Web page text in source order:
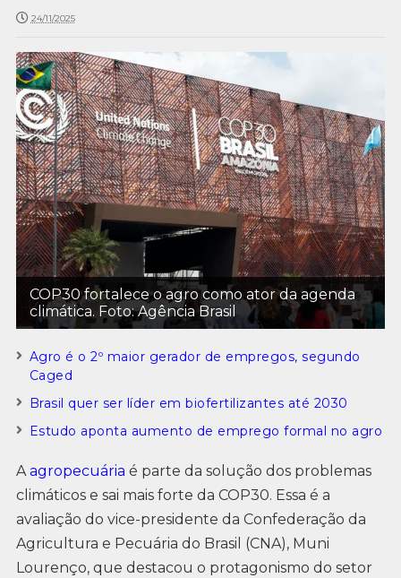
24/11/2025
COP30 fortalece o agro como ator da agenda
climática. Foto: Agência Brasil
Agro é o 2º maior gerador de empregos, segundo
Caged
Brasil quer ser líder em biofertilizantes até 2030
Estudo aponta aumento de emprego formal no agro
Aagropecuária é parte da solução dos problemas
climáticos e sai mais forte da COP30. Essa é a
avaliação do vice-presidente da Confederação da
Agricultura e Pecuária do Brasil (CNA), Muni
Lourenço, que destacou o protagonismo do setor